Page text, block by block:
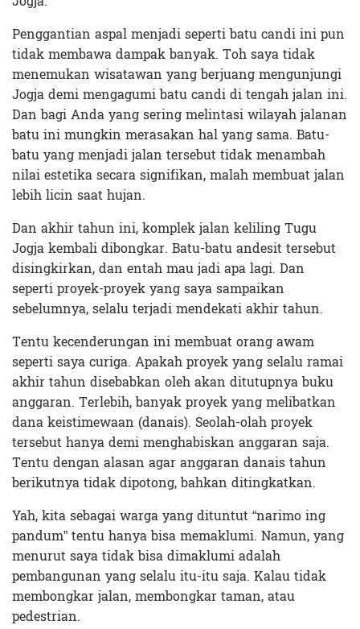
Penggantian aspal menjadi seperti batu candi ini pun
tidak membawa dampak banyak. Toh saya tidak
menemukan wisatawan yang berjuang mengunjungi
Jogja demi mengagumi batu candi di tengah jalan ini.
Dan bagi Anda yang sering melintasi wilayah jalanan
batu ini mungkin merasakan hal yang sama. Batu-
batu yang menjadi jalan tersebut tidak menambah
nilai estetika secara signifikan, malah membuat jalan
lebih licin saat hujan.
Dan akhir tahun ini, komplek jalan keliling Tugu
Jogja kembali dibongkar. Batu-batu andesit tersebut
disingkirkan, dan entah mau jadi apa lagi. Dan
seperti proyek-proyek yang saya sampaikan
sebelumnya, selalu terjadi mendekati akhir tahun.
Tentu kecenderungan ini membuat orang awam
seperti saya curiga. Apakah proyek yang selalu ramai
akhir tahun disebabkan oleh akan ditutupnya buku
anggaran. Terlebih, banyak proyek yang melibatkan
dana keistimewaan (danais). Seolah-olah proyek
tersebut hanya demi menghabiskan anggaran saja.
Tentu dengan alasan agar anggaran danais tahun
berikutnya tidak dipotong, bahkan ditingkatkan.
Yah, kita sebagai warga yang dituntut “narimo ing
pandum” tentu hanya bisa memaklumi. Namun, yang
menurut saya tidak bisa dimaklumi adalah
pembangunan yang selalu itu-itu saja. Kalau tidak
membongkar jalan, membongkar taman, atau
pedestrian.